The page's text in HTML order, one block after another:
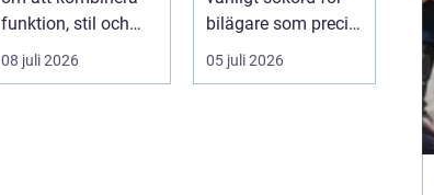
funktion, stil och
långsiktig ekonomi i
samma p...
08 juli 2026
bilägare som precis
f&ari...
05 juli 2026